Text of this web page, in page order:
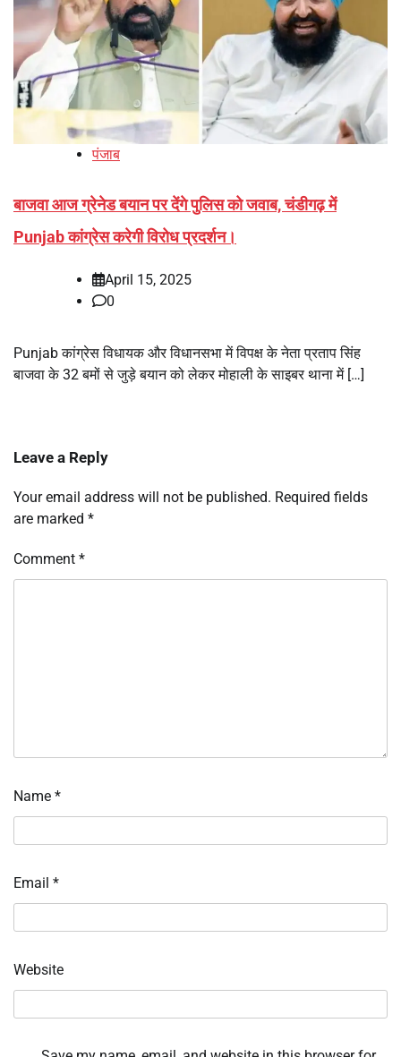
पंजाब
बाजवा आज ग्रेनेड बयान पर देंगे पुलिस को जवाब, चंडीगढ़ में
Punjab कांग्रेस करेगी विरोध प्रदर्शन।
April 15, 2025
0
Punjab कांग्रेस विधायक और विधानसभा में विपक्ष के नेता प्रताप सिंह
बाजवा के 32 बमों से जुड़े बयान को लेकर मोहाली के साइबर थाना में […]
Leave a Reply
Your email address will not be published. Required fields
are marked *
Comment *
Name *
Email *
Website